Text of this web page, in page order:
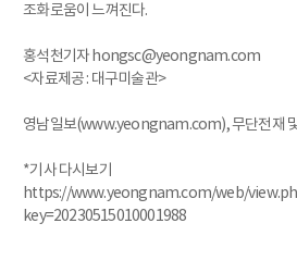
조화로움이 느껴진다.
홍석천기자 hongsc@yeongnam.com
<자료제공 : 대구미술관>
영남일보(www.yeongnam.com),무단전재
*기사 다시보기
https://www.yeongnam.com/web/
key=20230515010001988